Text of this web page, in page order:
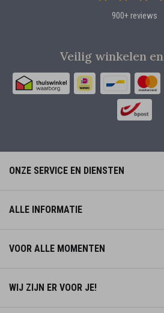
900+ reviews
Veilig winkelen
ONZE SERVICE EN DIENSTEN
ALLE INFORMATIE
VOOR ALLE MOMENTEN
WIJ ZIJN ER VOOR JE!